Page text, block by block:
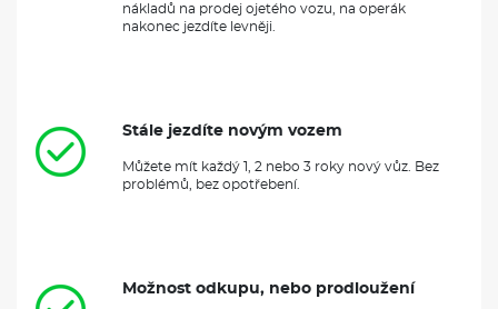
nákladů na prodej ojetého vozu, na operák
nakonec jezdíte levněji.
Stále jezdíte novým vozem
Můžete mít každý 1, 2 nebo 3 roky nový vůz. Bez
problémů, bez opotřebení.
Možnost odkupu, nebo prodloužení